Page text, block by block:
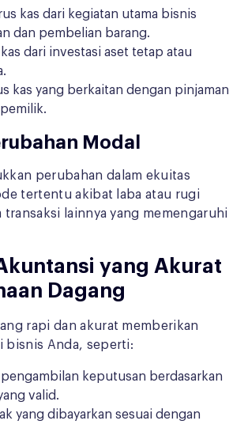
kas dari kegiatan utama bisnis
dan pembelian barang.
dari investasi aset tetap atau
kas yang berkaitan dengan pinjaman
Modal
perubahan dalam ekuitas
tertentu akibat laba atau rugi
lainnya yang memengaruhi
yang Akurat
Dagang
rapi dan akurat memberikan
bisnis Anda, seperti:
keputusan berdasarkan
valid.
yang dibayarkan sesuai dengan